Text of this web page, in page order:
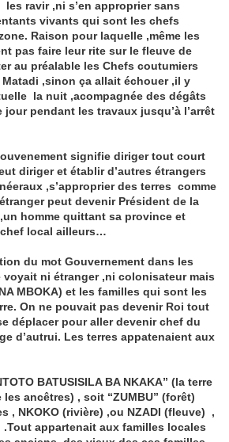
ravir ,ni s’en approprier sans
vivants qui sont les chefs
Raison pour laquelle ,même les
pas faire leur rite sur le fleuve de
au préalable les Chefs coutumiers
,sinon ça allait échouer ,il y
la nuit ,acompagnée des dégâts
jour pendant les travaux jusqu’à l’arrêt
signifie diriger tout court
diriger et établir d’autres étrangers
,s’approprier des terres comme
peut devenir Président de la
homme quittant sa province et
local ailleurs…
du mot Gouvernement dans les
ni étranger ,ni colonisateur mais
MBOKA) et les familles qui sont les
On ne pouvait pas devenir Roi tout
déplacer pour aller devenir chef du
d’autrui. Les terres appatenaient aux
BATUSISILA BA NKAKA” (la terre
ancêtres) , soit “ZUMBU” (forêt)
, NKOKO (rivière) ,ou NZADI (fleuve) ,
.Tout appartenait aux familles locales